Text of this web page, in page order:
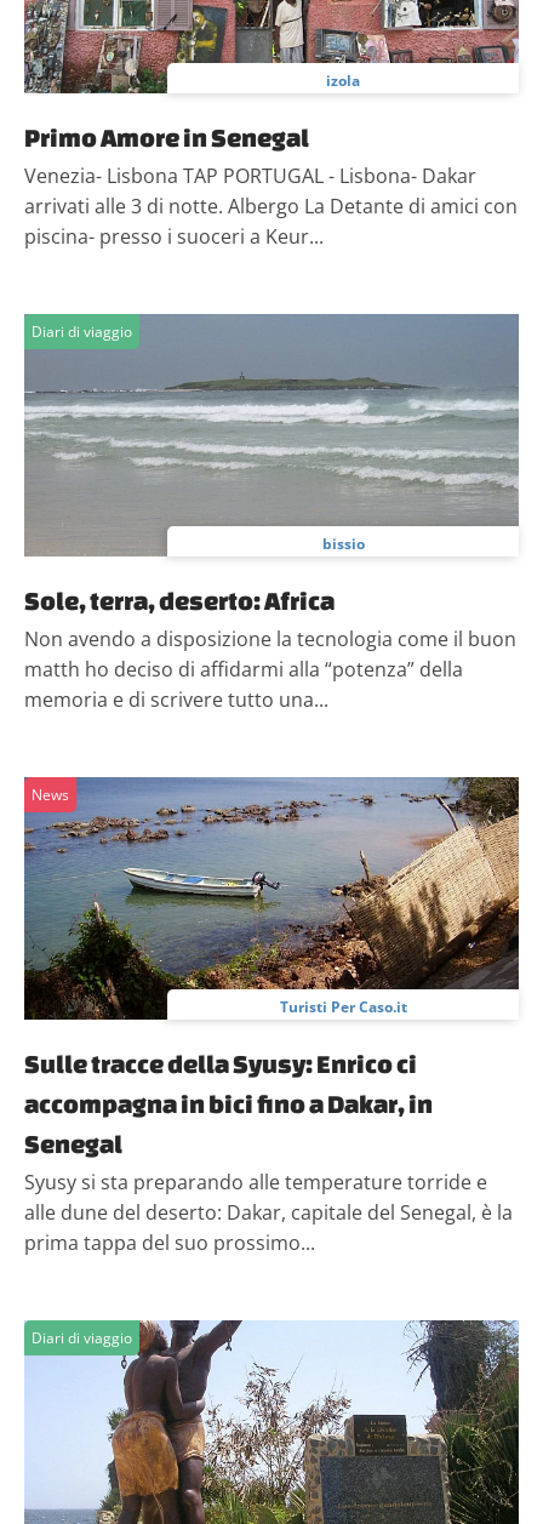
izola
Primo Amore in Senegal
Venezia- Lisbona TAP PORTUGAL - Lisbona- Dakar
arrivati alle 3 di notte. Albergo La Detante di amici con
piscina- presso i suoceri a Keur...
Diari di viaggio
bissio
Sole, terra, deserto: Africa
Non avendo a disposizione la tecnologia come il buon
matth ho deciso di affidarmi alla “potenza” della
memoria e di scrivere tutto una...
News
Turisti Per Caso.it
Sulle tracce della Syusy: Enrico ci
accompagna in bici fino a Dakar, in
Senegal
Syusy si sta preparando alle temperature torride e
alle dune del deserto: Dakar, capitale del Senegal, è la
prima tappa del suo prossimo...
Diari di viaggio